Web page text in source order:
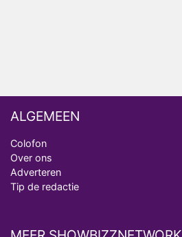
ALGEMEEN
Colofon
Over ons
Adverteren
Tip de redactie